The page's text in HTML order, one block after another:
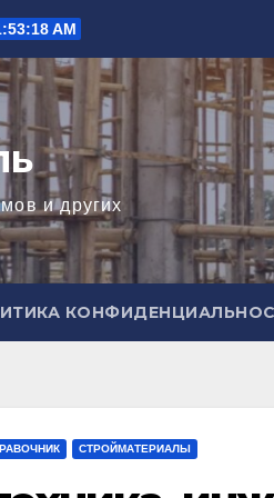
AM
и других
СТРОЙМАТЕРИАЛЫ